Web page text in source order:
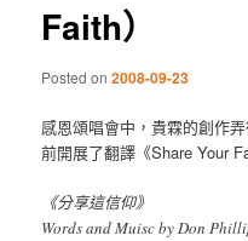
Faith）
Posted on2008-09-23
感恩頌唱會中，貴霖的創作
前開展了翻譯《Share Your
《分享這信仰》
Words and Muisc by Don